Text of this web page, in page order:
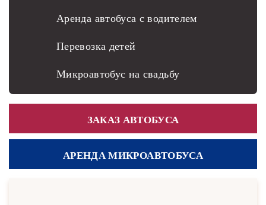
Аренда автобуса с водителем
Перевозка детей
Микроавтобус на свадьбу
ЗАКАЗ АВТОБУСА
АРЕНДА МИКРОАВТОБУСА